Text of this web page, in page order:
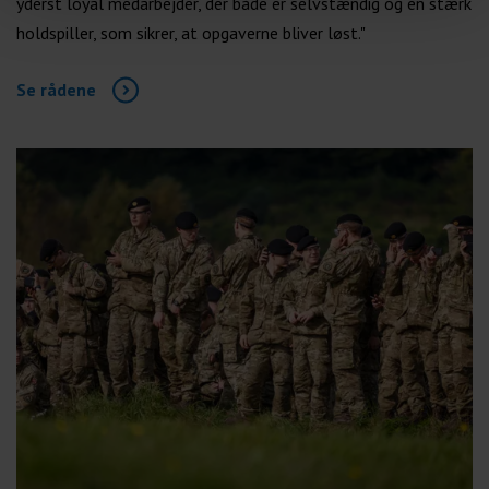
holdspiller, som sikrer, at opgaverne bliver løst."
Se rådene